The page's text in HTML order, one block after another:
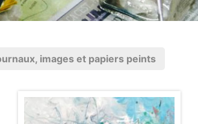
images et papiers peints